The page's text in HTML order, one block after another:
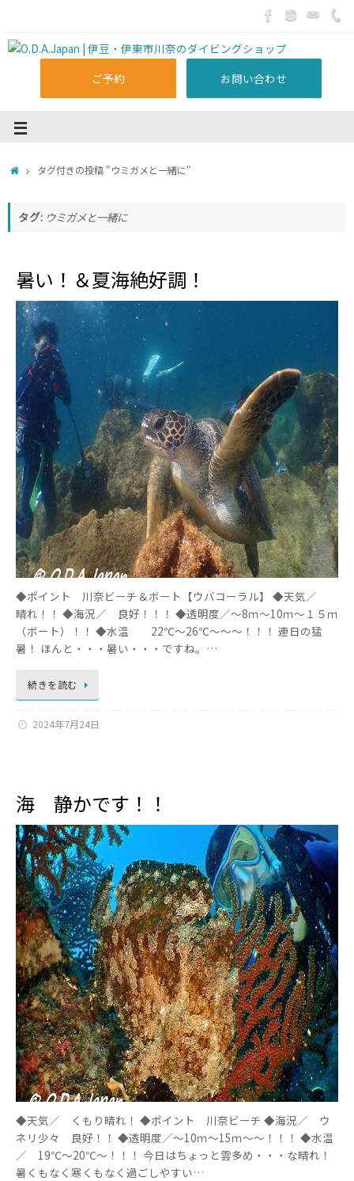
ご予約 お問い合わせ
タグ付きの投稿 "ウミガメと一緒に"
タグ: ウミガメと一緒に
暑い！＆夏海絶好調！
◆ポイント 川奈ビーチ＆ボート【ウバコーラル】 ◆天気／
晴れ！！ ◆海況／ 良好！！！ ◆透明度／～8ｍ～10ｍ～１５ｍ
（ボート）！！ ◆水温 22℃～26℃～～～！！！ 連日の猛
暑！ ほんと・・・暑い・・・ですね。…
続きを読む
2024年7月24日
海 静かです！！
◆天気／ くもり晴れ！ ◆ポイント 川奈ビーチ ◆海況／ ウ
ネリ少々 良好！！ ◆透明度／～10ｍ～15ｍ～～！！！ ◆水温
／ 19℃～20℃～！！！ 今日はちょっと雲多め・・・な晴れ！
暑くもなく寒くもなく過ごしやすい…